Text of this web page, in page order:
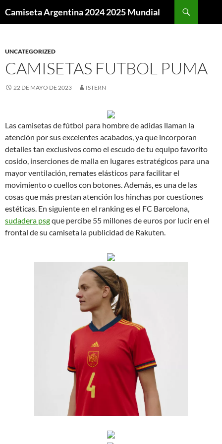
Camiseta Argentina 2024 2025 Mundial
UNCATEGORIZED
CAMISETAS FUTBOL PUMA
22 DE MAYO DE 2023 ISTERN
Las camisetas de fútbol para hombre de adidas llaman la
atención por sus excelentes acabados, ya que incorporan
detalles tan exclusivos como el escudo de tu equipo favorito
cosido, inserciones de malla en lugares estratégicos para una
mayor ventilación, remates elásticos para facilitar el
movimiento o cuellos con botones. Además, es una de las
cosas que más prestan atención los hinchas por cuestiones
estéticas. En siguiente en el ranking es el FC Barcelona,
sudadera psgque percibe 55 millones de euros por lucir en el
frontal de su camiseta la publicidad de Rakuten.